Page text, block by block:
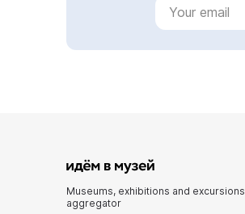
Museums, exhibitions and excursions
aggregator